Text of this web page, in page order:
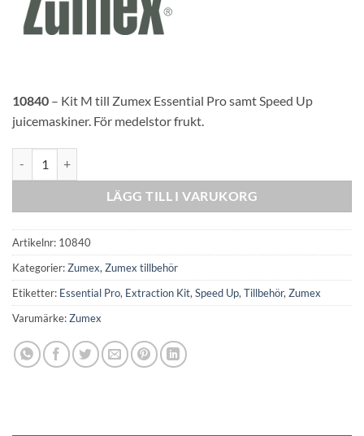
10840 – Kit M till Zumex Essential Pro samt Speed Up
juicemaskiner. För medelstor frukt.
LÄGG TILL I VARUKORG
Artikelnr: 10840
Kategorier:Zumex, Zumex tillbehör
Etiketter: Essential Pro, Extraction Kit, Speed Up, Tillbehör, Zumex
Varumärke:Zumex